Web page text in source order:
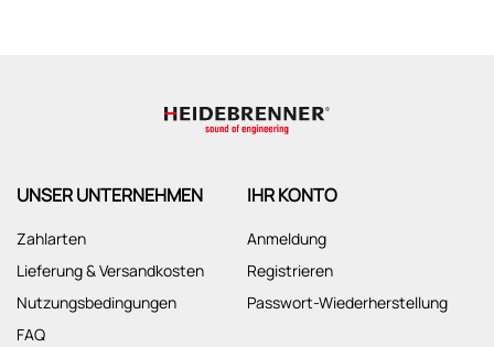
UNSER UNTERNEHMEN
Zahlarten
Lieferung & Versandkosten
Nutzungsbedingungen
FAQ
IHR KONTO
Anmeldung
Registrieren
Passwort-Wiederherstellung